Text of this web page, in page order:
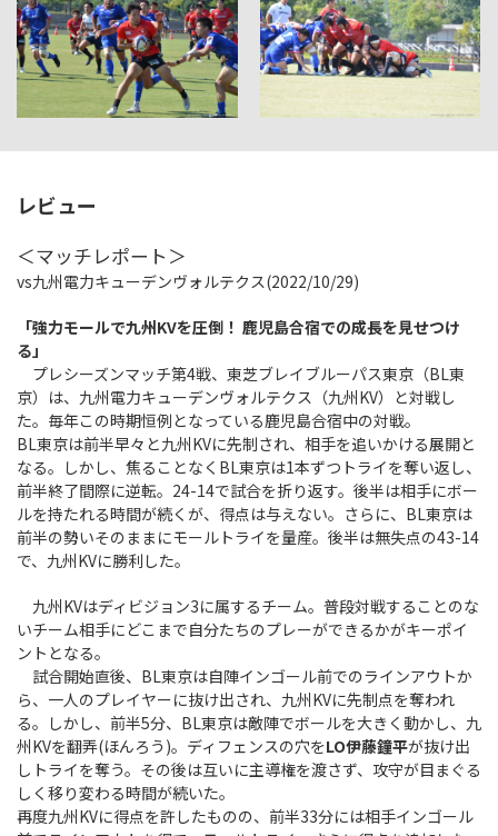
レビュー
＜マッチレポート＞
vs九州電力キューデンヴォルテクス(2022/10/29)
「強力モールで九州KVを圧倒！ 鹿児島合宿での成長を見せつけ
る」
プレシーズンマッチ第4戦、東芝ブレイブルーパス東京（BL東
京）は、九州電力キューデンヴォルテクス（九州KV）と対戦し
た。毎年この時期恒例となっている鹿児島合宿中の対戦。
BL東京は前半早々と九州KVに先制され、相手を追いかける展開と
なる。しかし、焦ることなくBL東京は1本ずつトライを奪い返し、
前半終了間際に逆転。24-14で試合を折り返す。後半は相手にボー
ルを持たれる時間が続くが、得点は与えない。さらに、BL東京は
前半の勢いそのままにモールトライを量産。後半は無失点の43-14
で、九州KVに勝利した。
九州KVはディビジョン3に属するチーム。普段対戦することのな
いチーム相手にどこまで自分たちのプレーができるかがキーポイ
ントとなる。
試合開始直後、BL東京は自陣インゴール前でのラインアウトか
ら、一人のプレイヤーに抜け出され、九州KVに先制点を奪われ
る。しかし、前半5分、BL東京は敵陣でボールを大きく動かし、九
州KVを翻弄(ほんろう)。ディフェンスの穴をLO伊藤鐘平が抜け出
しトライを奪う。その後は互いに主導権を渡さず、攻守が目まぐる
しく移り変わる時間が続いた。
再度九州KVに得点を許したものの、前半33分には相手インゴール